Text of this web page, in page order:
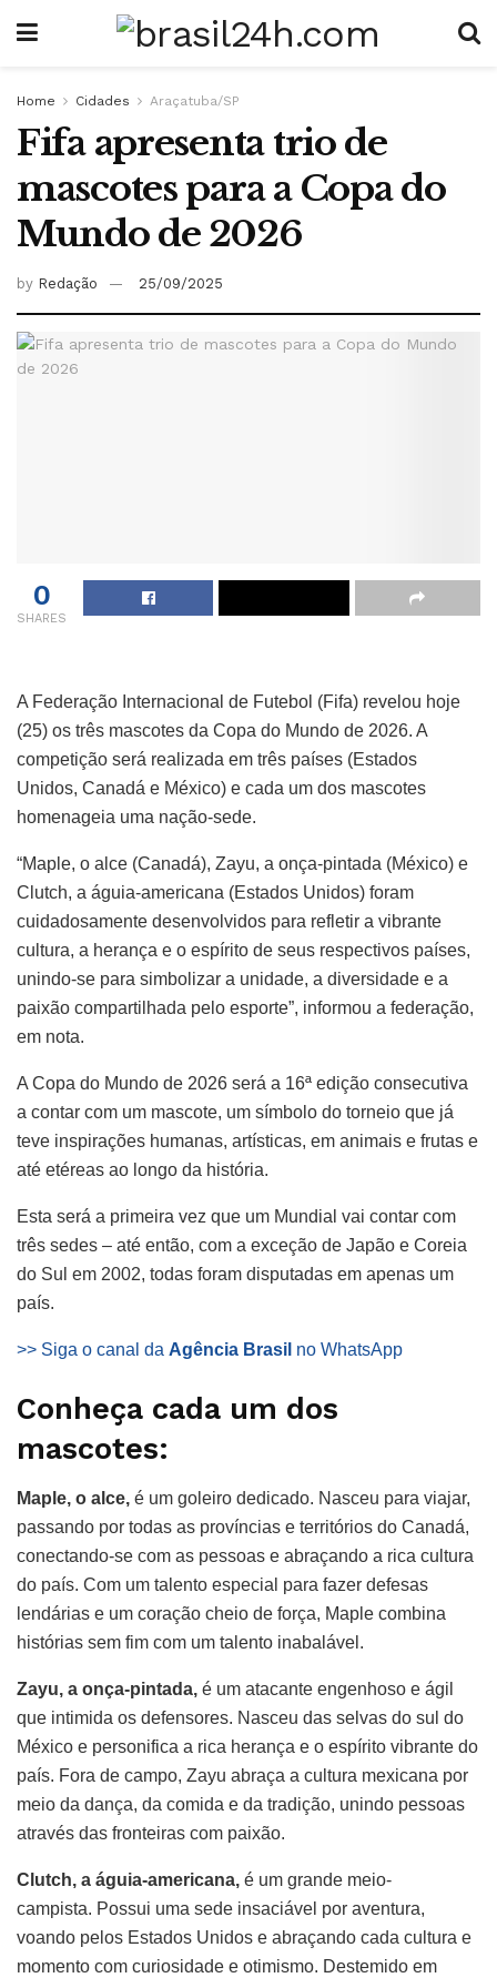
Home Cidades Araçatuba/SP
Fifa apresenta trio de
mascotes para a Copa do
Mundo de 2026
by Redação 25/09/2025
0
SHARES
A Federação Internacional de Futebol (Fifa) revelou hoje
(25) os três mascotes da Copa do Mundo de 2026. A
competição será realizada em três países (Estados
Unidos, Canadá e México) e cada um dos mascotes
homenageia uma nação-sede.
“Maple, o alce (Canadá), Zayu, a onça-pintada (México) e
Clutch, a águia-americana (Estados Unidos) foram
cuidadosamente desenvolvidos para refletir a vibrante
cultura, a herança e o espírito de seus respectivos países,
unindo-se para simbolizar a unidade, a diversidade e a
paixão compartilhada pelo esporte”, informou a federação,
em nota.
A Copa do Mundo de 2026 será a 16ª edição consecutiva
a contar com um mascote, um símbolo do torneio que já
teve inspirações humanas, artísticas, em animais e frutas e
até etéreas ao longo da história.
Esta será a primeira vez que um Mundial vai contar com
três sedes – até então, com a exceção de Japão e Coreia
do Sul em 2002, todas foram disputadas em apenas um
país.
>> Siga o canal da Agência Brasil no WhatsApp
Conheça cada um dos
mascotes:
Maple, o alce, é um goleiro dedicado. Nasceu para viajar,
passando por todas as províncias e territórios do Canadá,
conectando-se com as pessoas e abraçando a rica cultura
do país. Com um talento especial para fazer defesas
lendárias e um coração cheio de força, Maple combina
histórias sem fim com um talento inabalável.
Zayu, a onça-pintada, é um atacante engenhoso e ágil
que intimida os defensores. Nasceu das selvas do sul do
México e personifica a rica herança e o espírito vibrante do
país. Fora de campo, Zayu abraça a cultura mexicana por
meio da dança, da comida e da tradição, unindo pessoas
através das fronteiras com paixão.
Clutch, a águia-americana, é um grande meio-
campista. Possui uma sede insaciável por aventura,
voando pelos Estados Unidos e abraçando cada cultura e
momento com curiosidade e otimismo. Destemido em